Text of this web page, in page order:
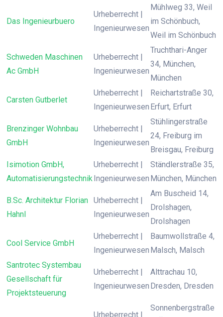
Das Ingenieurbuero
Urheberrecht |
Ingenieurwesen
Mühlweg 33, Weil
im Schönbuch,
Weil im Schönbuch
Schweden Maschinen
Ac GmbH
Urheberrecht |
Ingenieurwesen
Truchthari-Anger
34, München,
München
Carsten Gutberlet
Urheberrecht |
Ingenieurwesen
Reichartstraße 30,
Erfurt, Erfurt
Brenzinger Wohnbau
GmbH
Urheberrecht |
Ingenieurwesen
Stühlingerstraße
24, Freiburg im
Breisgau, Freiburg
Isimotion GmbH,
Automatisierungstechnik
Urheberrecht |
Ingenieurwesen
Ständlerstraße 35,
München, München
B.Sc. Architektur Florian
Hahnl
Urheberrecht |
Ingenieurwesen
Am Buscheid 14,
Drolshagen,
Drolshagen
Cool Service GmbH
Urheberrecht |
Ingenieurwesen
Baumwollstraße 4,
Malsch, Malsch
Santrotec Systembau
Gesellschaft für
Projektsteuerung
Urheberrecht |
Ingenieurwesen
Alttrachau 10,
Dresden, Dresden
Urheberrecht |
Sonnenbergstraße